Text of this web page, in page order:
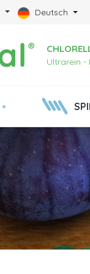
Deutsch
Ultrarein -
•